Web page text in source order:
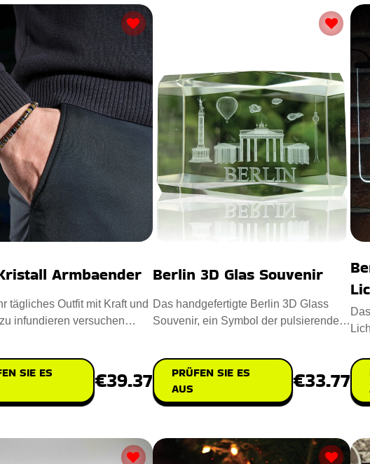
Armbaender
tägliches Outfit mit Kraft und
infundieren versuchen
SIE ES
€39.37
Berlin 3D Glas Souvenir
Das handgefertigte Berlin 3D Glass
Souvenir, ein Symbol der pulsierenden
PRÜFEN SIE ES
AUS
€33.77